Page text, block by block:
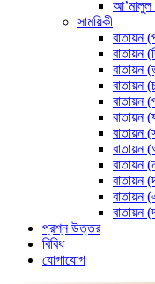
সাময়িকী
বাতায়ন
বাতায়ন
বাতায়ন
বাতায়ন
বাতায়ন
বাতায়ন
বাতায়ন
বাতায়ন
বাতায়ন
বাতায়ন
বাতায়ন
বাতায়ন
প্রশ্ন উত্তর
বিবিধ
যোগাযোগ